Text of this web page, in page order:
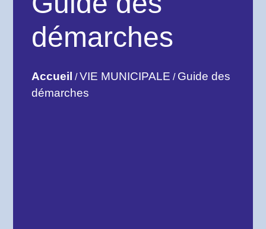
démarches
Accueil /VIE MUNICIPALE / Guide des
démarches